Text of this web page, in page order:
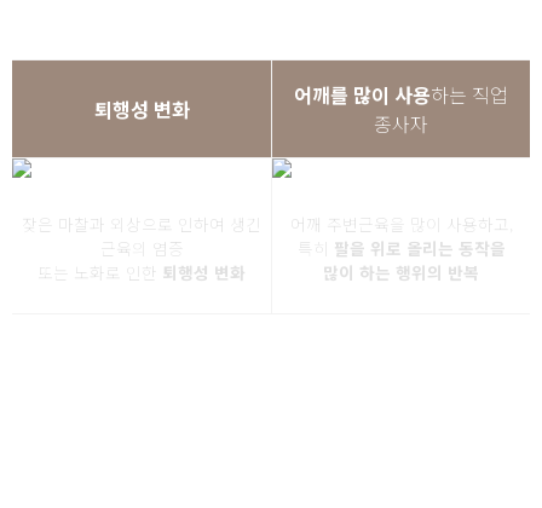
퇴행성 변화 어깨를 많이 사용하는 직업
종사자
잦은 마찰과 외상으로 인하여 생긴
근육의 염증
또는 노화로 인한 퇴행성 변화
어깨 주변근육을 많이 사용하고,
특히 팔을 위로 올리는 동작을
많이 하는 행위의 반복